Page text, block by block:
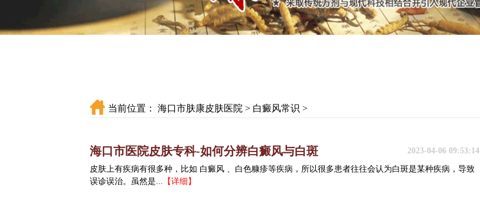
当前位置： 海口市肤康皮肤医院 > 白癜风常识 >
海口市医院皮肤专科-如何分辨白癜风与白斑 2023-04-06 09:53:14
皮肤上有疾病有很多种，比如 白癜风 、白色糠疹等疾病，所以很多患者往往会认为白斑是某种疾病，导致
误诊误治。虽然是... 【详细】